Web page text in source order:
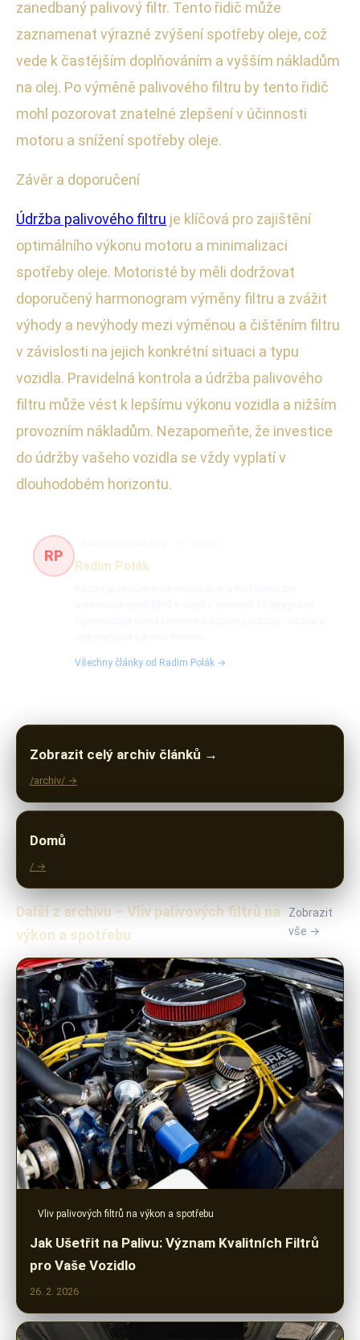
zanedbaný palivový filtr. Tento řidič může
zaznamenat výrazné zvýšení spotřeby oleje, což
vede k častějším doplňováním a vyšším nákladům
na olej. Po výměně palivového filtru by tento řidič
mohl pozorovat znatelné zlepšení v účinnosti
motoru a snížení spotřeby oleje.
Závěr a doporučení
Údržba palivového filtru je klíčová pro zajištění
optimálního výkonu motoru a minimalizaci
spotřeby oleje. Motoristé by měli dodržovat
doporučený harmonogram výměny filtru a zvážit
výhody a nevýhody mezi výměnou a čištěním filtru
v závislosti na jejich konkrétní situaci a typu
vozidla. Pravidelná kontrola a údržba palivového
filtru může vést k lepšímu výkonu vozidla a nižším
provozním nákladům. Nezapomeňte, že investice
do údržby vašeho vozidla se vždy vyplatí v
dlouhodobém horizontu.
RP
Radim Polák
Všechny články od Radim Polák →
Zobrazit celý archiv článků →
/archiv/ →
Domů
/ →
Další z archivu – Vliv palivových filtrů na
výkon a spotřebu
Zobrazit
vše →
Vliv palivových filtrů na výkon a spotřebu
Jak Ušetřit na Palivu: Význam Kvalitních Filtrů
pro Vaše Vozidlo
26. 2. 2026